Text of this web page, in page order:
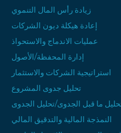
زيادة رأس المال التنموي
إعادة هيكلة ديون الشركات
عمليات الاندماج والاستحواذ
إدارة المحفظة/الأصول
استراتيجية الشركات والاستثمار
تحليل جدوى المشروع
ما قبل الجدوى/تحليل الجدوى
النمذجة المالية والتدقيق المالي